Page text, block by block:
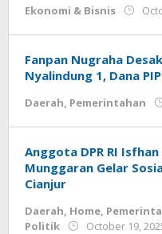
Ekonomi & Bisnis
Fanpan Nugraha
Nyalindung 1, Dana
Daerah, Pemerintahan
Anggota DPR RI
Munggaran Gelar
Cianjur
Daerah, Home,
Politik
October 19,